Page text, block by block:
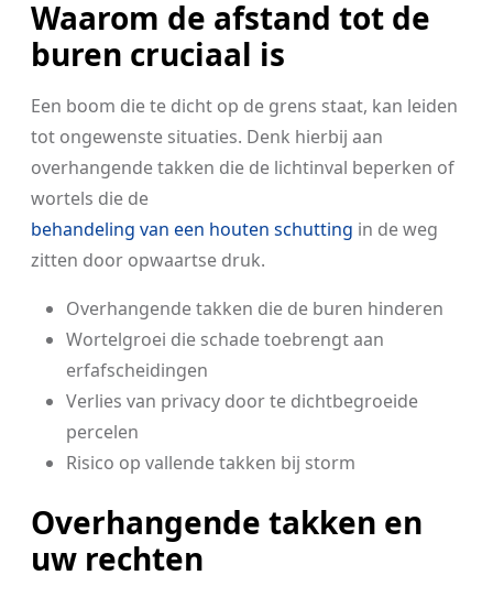
Waarom de afstand tot de
buren cruciaal is
Een boom die te dicht op de grens staat, kan leiden
tot ongewenste situaties. Denk hierbij aan
overhangende takken die de lichtinval beperken of
wortels die de
behandeling van een houten schutting in de weg
zitten door opwaartse druk.
Overhangende takken die de buren hinderen
Wortelgroei die schade toebrengt aan
erfafscheidingen
Verlies van privacy door te dichtbegroeide
percelen
Risico op vallende takken bij storm
Overhangende takken en
uw rechten